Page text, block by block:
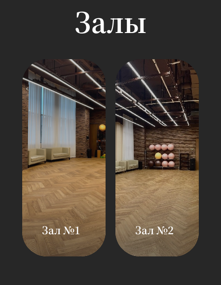
Залы
Зал №1
Площадь: 80 кв.
м
Зал №2
Площадь: 100
м